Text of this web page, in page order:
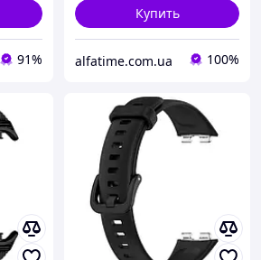
91%
Купить
alfatime.com.ua 100%